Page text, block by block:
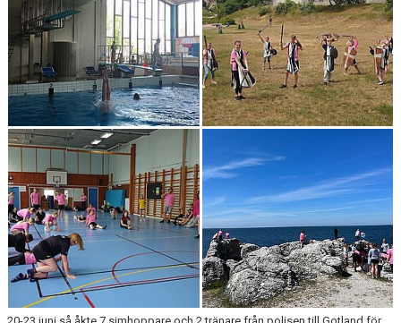
PRIVATLEKTION
SKOLOR/FÖRENINGAR
PRESENTKORT